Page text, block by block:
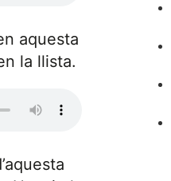
aquesta
la llista.